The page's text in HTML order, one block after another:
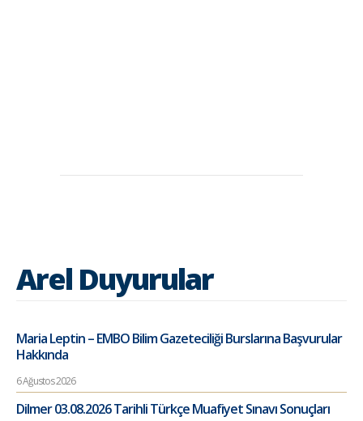
Arel Duyurular
Maria Leptin – EMBO Bilim Gazeteciliği Burslarına Başvurular
Hakkında
6 Ağustos 2026
Dilmer 03.08.2026 Tarihli Türkçe Muafiyet Sınavı Sonuçları